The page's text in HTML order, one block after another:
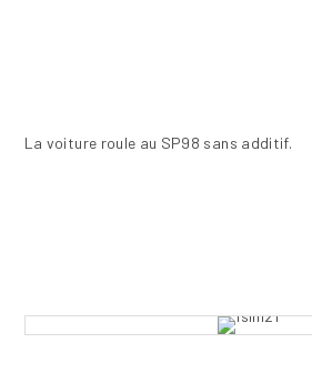
La voiture roule au SP98 sans additif.